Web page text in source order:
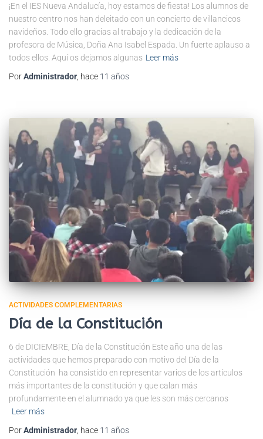
¡En el IES Nueva Andalucía, hoy estamos de fiesta! Los alumnos de
nuestro centro nos han deleitado con un concierto de villancicos
navideños. Todo ello gracias al trabajo y la dedicación de la
profesora de Música, Doña Ana Isabel Espada. Un fuerte aplauso a
todos ellos. Aquí os dejamos algunas Leer más
PorAdministrador , hace 11 años
ACTIVIDADES COMPLEMENTARIAS
Día de la Constitución
6 de DICIEMBRE, Día de la Constitución Este año una de las
actividades que hemos preparado con motivo del Día de la
Constitución ha consistido en representar varios de los artículos
más importantes de la constitución y que calan más
profundamente en el alumnado ya que les son más cercanos
Leer más
PorAdministrador , hace 11 años